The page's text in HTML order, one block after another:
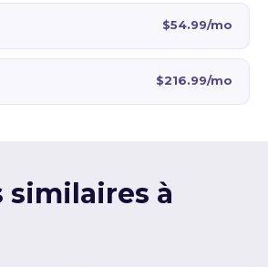
$54.99/mo
$216.99/mo
similaires à